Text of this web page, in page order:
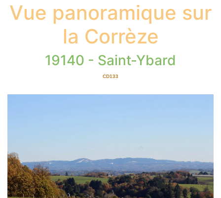
Vue panoramique sur
la Corrèze
19140 - Saint-Ybard
CD133